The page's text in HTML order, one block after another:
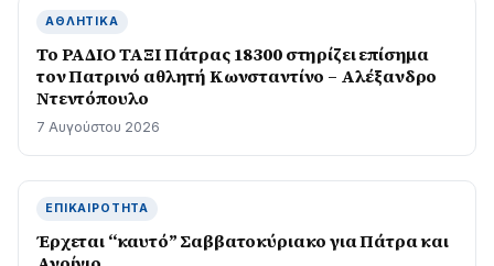
ΑΘΛΗΤΙΚΆ
Το ΡΑΔΙΟ ΤΑΞΙ Πάτρας 18300 στηρίζει επίσημα
τον Πατρινό αθλητή Κωνσταντίνο – Αλέξανδρο
Ντεντόπουλο
7 Αυγούστου 2026
ΕΠΙΚΑΙΡΌΤΗΤΑ
Έρχεται “καυτό” Σαββατοκύριακο για Πάτρα και